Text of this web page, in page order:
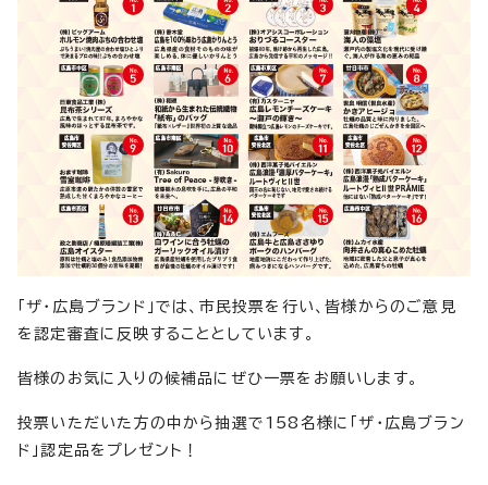
「ザ・広島ブランド」では、市民投票を行い、皆様からのご意見
を認定審査に反映することとしています。
皆様のお気に入りの候補品にぜひ一票をお願いします。
投票いただいた方の中から抽選で158名様に「ザ・広島ブラン
ド」認定品をプレゼント！